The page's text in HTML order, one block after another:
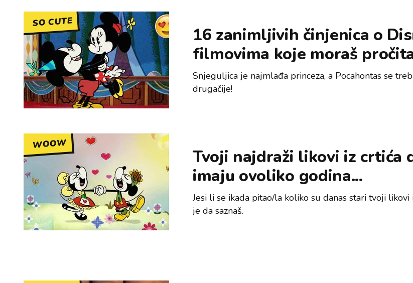
SO CUTE
16 zanimljivih činjenica o
filmovima koje moraš
Snjeguljica je najmlađa princeza, a Pocahontas se
drugačije!
WOOW
Tvoji najdraži likovi iz crtića
imaju ovoliko godina...
Jesi li se ikada pitao/la koliko su danas stari tvoji likovi
je da saznaš.